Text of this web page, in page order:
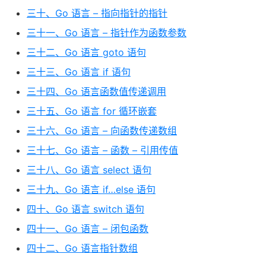
三十、Go 语言 – 指向指针的指针
三十一、Go 语言 – 指针作为函数参数
三十二、Go 语言 goto 语句
三十三、Go 语言 if 语句
三十四、Go 语言函数值传递调用
三十五、Go 语言 for 循环嵌套
三十六、Go 语言 – 向函数传递数组
三十七、Go 语言 – 函数 – 引用传值
三十八、Go 语言 select 语句
三十九、Go 语言 if…else 语句
四十、Go 语言 switch 语句
四十一、Go 语言 – 闭包函数
四十二、Go 语言指针数组